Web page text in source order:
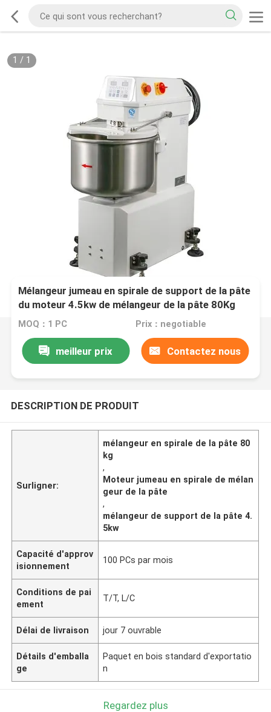
1 / 1
Mélangeur jumeau en spirale de support de la pâte
du moteur 4.5kw de mélangeur de la pâte 80Kg
MOQ：1 PC Prix：negotiable
meilleur prix Contactez nous
DESCRIPTION DE PRODUIT
Surligner:
mélangeur en spirale de la pâte 80
kg
,
Moteur jumeau en spirale de mélan
geur de la pâte
,
mélangeur de support de la pâte 4.
5kw
Capacité d'approv
isionnement
100 PCs par mois
Conditions de pai
ement
T/T, L/C
Délai de livraison jour 7 ouvrable
Détails d'emballa
ge
Paquet en bois standard d'exportatio
n
Regardez plus